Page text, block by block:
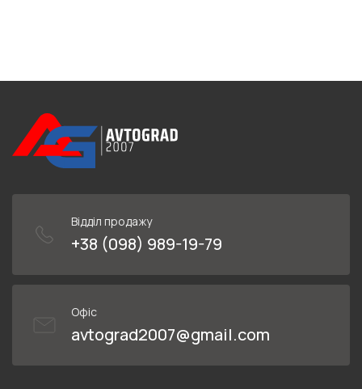
Відділ продажу
+38 (098) 989-19-79
Офіс
avtograd2007@gmail.com